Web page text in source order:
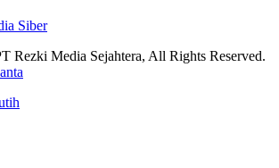
Siber
Rezki Media Sejahtera, All Rights Reserved.